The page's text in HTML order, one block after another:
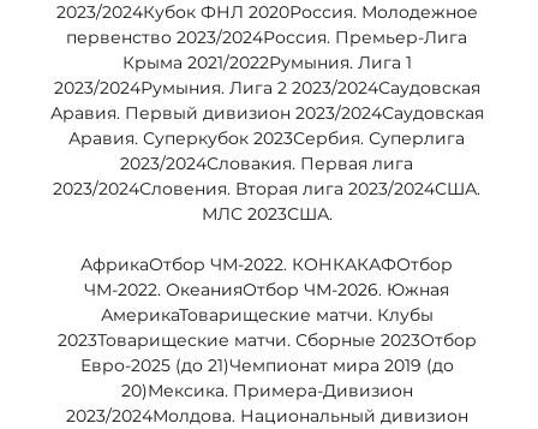
2023/2024Кубок ФНЛ 2020Россия. Молодежное
первенство 2023/2024Россия. Премьер-Лига
Крыма 2021/2022Румыния. Лига 1
2023/2024Румыния. Лига 2 2023/2024Саудовская
Аравия. Первый дивизион 2023/2024Саудовская
Аравия. Суперкубок 2023Сербия. Суперлига
2023/2024Словакия. Первая лига
2023/2024Словения. Вторая лига 2023/2024США.
МЛС 2023США.
АфрикаОтбор ЧМ-2022. КОНКАКАФОтбор
ЧМ-2022. ОкеанияОтбор ЧМ-2026. Южная
АмерикаТоварищеские матчи. Клубы
2023Товарищеские матчи. Сборные 2023Отбор
Евро-2025 (до 21)Чемпионат мира 2019 (до
20)Мексика. Примера-Дивизион
2023/2024Молдова. Национальный дивизион